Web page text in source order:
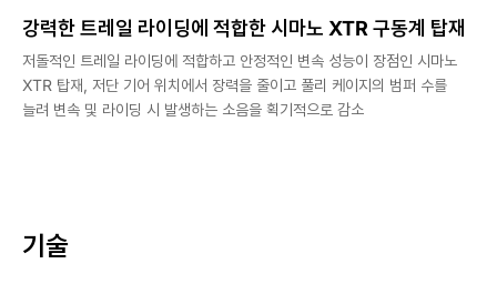
강력한 트레일 라이딩에 적합한 시마노 XTR 구동계 탑재
저돌적인 트레일 라이딩에 적합하고 안정적인 변속 성능이 장점인 시마노
XTR 탑재, 저단 기어 위치에서 장력을 줄이고 풀리 케이지의 범퍼 수를
늘려 변속 및 라이딩 시 발생하는 소음을 획기적으로 감소
기술